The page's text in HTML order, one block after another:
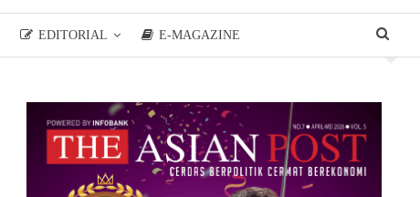
EDITORIAL E-MAGAZINE